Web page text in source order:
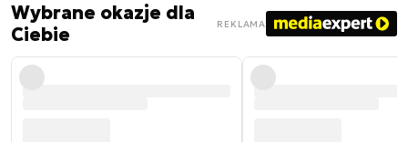
Wybrane okazje dla
Ciebie
REKLAMA